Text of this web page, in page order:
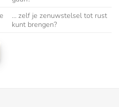
… zelf je zenuwstelsel tot rust
kunt brengen?